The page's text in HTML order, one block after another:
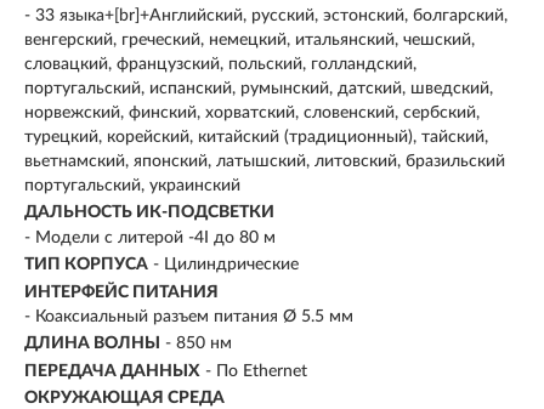
- 33 языка+[br]+Английский, русский, эстонский, болгарский,
венгерский, греческий, немецкий, итальянский, чешский,
словацкий, французский, польский, голландский,
португальский, испанский, румынский, датский, шведский,
норвежский, финский, хорватский, словенский, сербский,
турецкий, корейский, китайский (традиционный), тайский,
вьетнамский, японский, латышский, литовский, бразильский
португальский, украинский
ДАЛЬНОСТЬ ИК-ПОДСВЕТКИ
- Модели с литерой -4I до 80 м
ТИП КОРПУСА - Цилиндрические
ИНТЕРФЕЙС ПИТАНИЯ
- Коаксиальный разъем питания Ø 5.5 мм
ДЛИНА ВОЛНЫ
- 850 нм
ПЕРЕДАЧА ДАННЫХ - По Ethernet
ОКРУЖАЮЩАЯ СРЕДА